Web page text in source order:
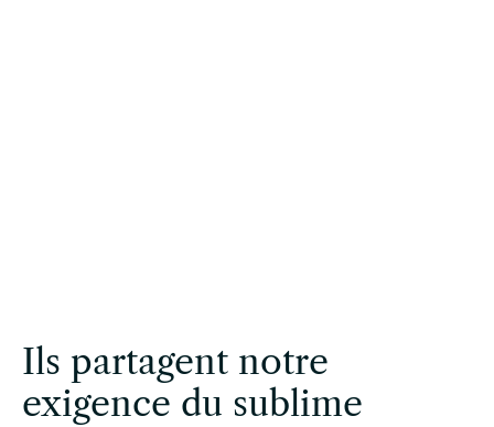
Ils partagent notre
exigence du sublime